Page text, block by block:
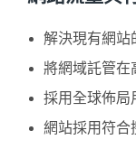
解決現有網站
將網域託管在
採用全球佈局
網站採用符合